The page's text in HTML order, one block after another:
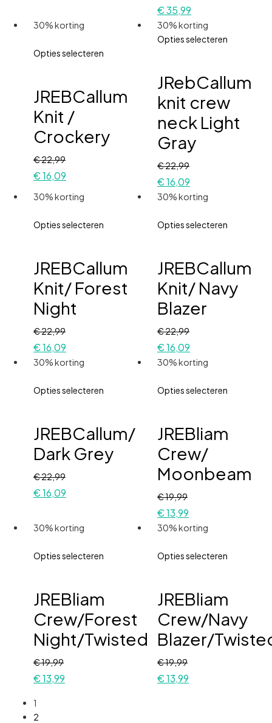
€35,99
30% korting
Opties selecteren
JREBCallum
Knit /
Crockery
€22,99
€16,09
30% korting
Opties selecteren
JRebCallum
knit crew
neck Light
Gray
€22,99
€16,09
30% korting
Opties selecteren
JREBCallum
Knit/ Forest
Night
€22,99
€16,09
30% korting
Opties selecteren
JREBCallum
Knit/ Navy
Blazer
€22,99
€16,09
30% korting
Opties selecteren
JREBCallum/
Dark Grey
€22,99
€16,09
30% korting
Opties selecteren
JREBliam
Crew/
Moonbeam
€19,99
€13,99
30% korting
Opties selecteren
JREBliam
Crew/Forest
Night/Twisted
€19,99
€13,99
30% korting
Opties selecteren
JREBliam
Crew/Navy
Blazer/
€19,99
€13,99
1
2